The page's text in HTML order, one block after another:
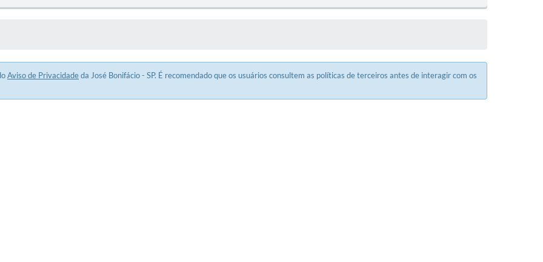
Aviso de Privacidadeda José Bonifácio - SP. É recomendado que os usuários consultem as políticas de terceiros antes de interagir com os